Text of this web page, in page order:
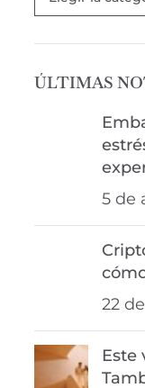
ÚLTIMAS
5 de
22
Este